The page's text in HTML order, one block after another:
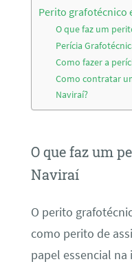
Perito grafotécnico
O que faz um
Perícia
Como fazer a
Como contratar
Naviraí?
O que faz um
Naviraí
O perito
como perito de
papel essencial